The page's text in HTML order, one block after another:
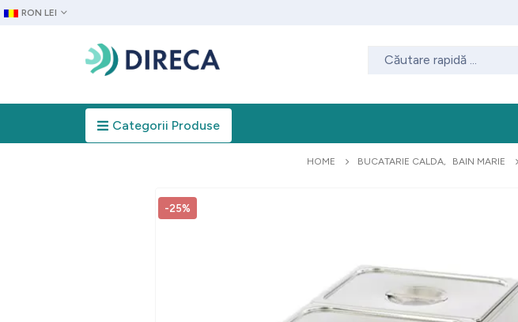
RON LEI
Categorii Produse
HOME BUCATARIE CALDA, BAIN MARIE
-25%